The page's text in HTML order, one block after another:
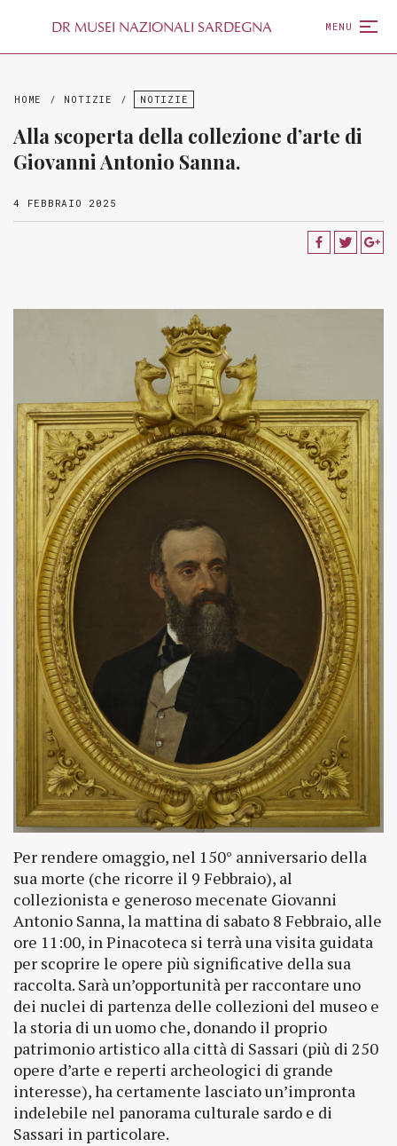
DR MUSEI NAZIONALI SARDEGNA MENU
HOME / NOTIZIE / NOTIZIE
Alla scoperta della collezione d’arte di
Giovanni Antonio Sanna.
4 FEBBRAIO 2025
Per rendere omaggio, nel 150° anniversario della
sua morte (che ricorre il 9 Febbraio), al
collezionista e generoso mecenate Giovanni
Antonio Sanna, la mattina di sabato 8 Febbraio, alle
ore 11:00, in Pinacoteca si terrà una visita guidata
per scoprire le opere più significative della sua
raccolta. Sarà un’opportunità per raccontare uno
dei nuclei di partenza delle collezioni del museo e
la storia di un uomo che, donando il proprio
patrimonio artistico alla città di Sassari (più di 250
opere d’arte e reperti archeologici di grande
interesse), ha certamente lasciato un’impronta
indelebile nel panorama culturale sardo e di
Sassari in particolare.